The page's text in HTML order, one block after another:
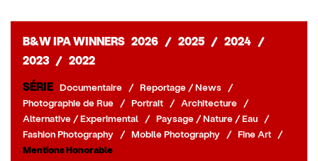
INSCRIPTION
PARTENAIRES
CONNEXION
B&W IPA WINNERS 2026 / 2025 / 2024 /
2023 / 2022
SÉRIE Documentaire / Reportage / News
/
Photographie de Rue
/ Portrait / Architecture
/
Alternative / Experimental
/ Paysage / Nature / Eau
/
Fashion Photography
/ Mobile Photography / Fine Art
/
Mentions Honorable